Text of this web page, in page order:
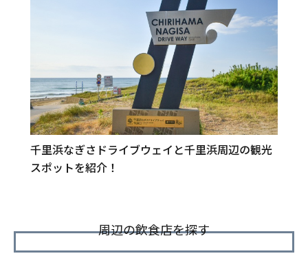
千里浜なぎさドライブウェイと千里浜周辺の観光
スポットを紹介！
周辺の飲食店を探す